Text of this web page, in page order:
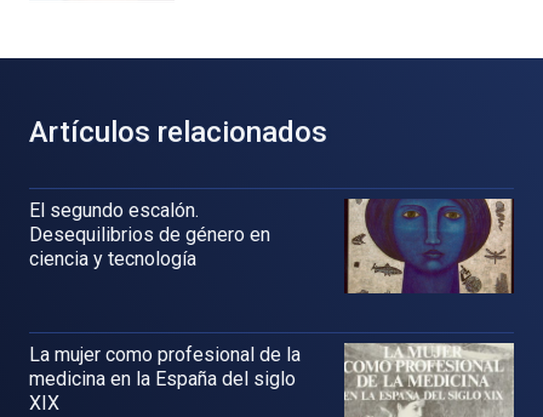
Artículos relacionados
El segundo escalón.
Desequilibrios de género en
ciencia y tecnología
La mujer como profesional de la
medicina en la España del siglo
XIX